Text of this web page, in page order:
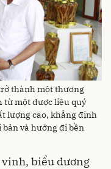
thành một thương
từ một dược liệu quý
lượng cao, khẳng định
và hướng đi bền
biểu dương